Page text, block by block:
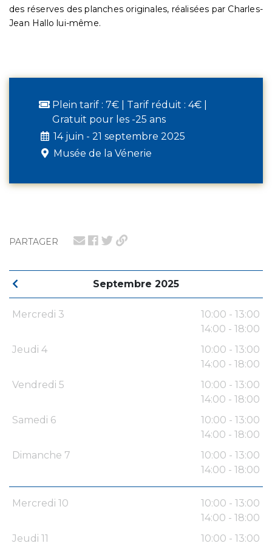
PARTAGER
Septembre 2025
Mercredi 3
10:00 - 13:00
14:00 - 18:00
Jeudi 4
10:00 - 13:00
14:00 - 18:00
Vendredi 5
10:00 - 13:00
14:00 - 18:00
Samedi 6
10:00 - 13:00
14:00 - 18:00
Dimanche 7
10:00 - 13:00
14:00 - 18:00
Mercredi 10
10:00 - 13:00
14:00 - 18:00
Jeudi 11
10:00 - 13:00
des réserves des planches originales, réalisées par Charles-
Jean Hallo lui-même.
Plein tarif : 7€ | Tarif réduit : 4€ |
Gratuit pour les -25 ans
14 juin - 21 septembre 2025
Musée de la Vénerie